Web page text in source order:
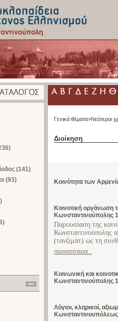
(141)
(93)
Γενικά θέματα>Νεότεροι
Διοίκηση
Κοινότητα των
Κοινοτική οργάνωση
Κωνσταντινούπολης
Παρουσίαση της
Κωνσταντινούπολης
(τανζιμάτ) ως τη
περισσότερα...
Κοινωνική και
Κωνσταντινούπολης
Λόγιοι, κληρικοί,
Κωνσταντινουπόλεως